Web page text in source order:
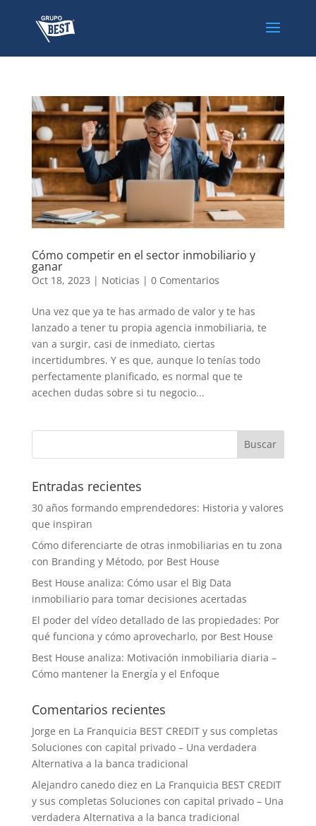
Cómo competir en el sector inmobiliario y
ganar
Oct 18, 2023 | Noticias | 0 Comentarios
Una vez que ya te has armado de valor y te has
lanzado a tener tu propia agencia inmobiliaria, te
van a surgir, casi de inmediato, ciertas
incertidumbres. Y es que, aunque lo tenías todo
perfectamente planificado, es normal que te
acechen dudas sobre si tu negocio...
Entradas recientes
30 años formando emprendedores: Historia y valores
que inspiran
Cómo diferenciarte de otras inmobiliarias en tu zona
con Branding y Método, por Best House
Best House analiza: Cómo usar el Big Data
inmobiliario para tomar decisiones acertadas
El poder del vídeo detallado de las propiedades: Por
qué funciona y cómo aprovecharlo, por Best House
Best House analiza: Motivación inmobiliaria diaria –
Cómo mantener la Energía y el Enfoque
Comentarios recientes
Jorge en La Franquicia BEST CREDIT y sus completas
Soluciones con capital privado – Una verdadera
Alternativa a la banca tradicional
Alejandro canedo diez en La Franquicia BEST CREDIT
y sus completas Soluciones con capital privado – Una
verdadera Alternativa a la banca tradicional